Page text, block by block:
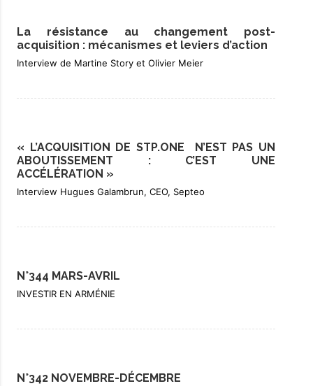
La résistance au changement post-
acquisition : mécanismes et leviers d’action
Interview de Martine Story et Olivier Meier
« L’ACQUISITION DE STP.ONE N’EST PAS UN
ABOUTISSEMENT : C’EST UNE
ACCÉLÉRATION »
Interview Hugues Galambrun, CEO, Septeo
N°344 MARS-AVRIL
INVESTIR EN ARMÉNIE
N°342 NOVEMBRE-DÉCEMBRE